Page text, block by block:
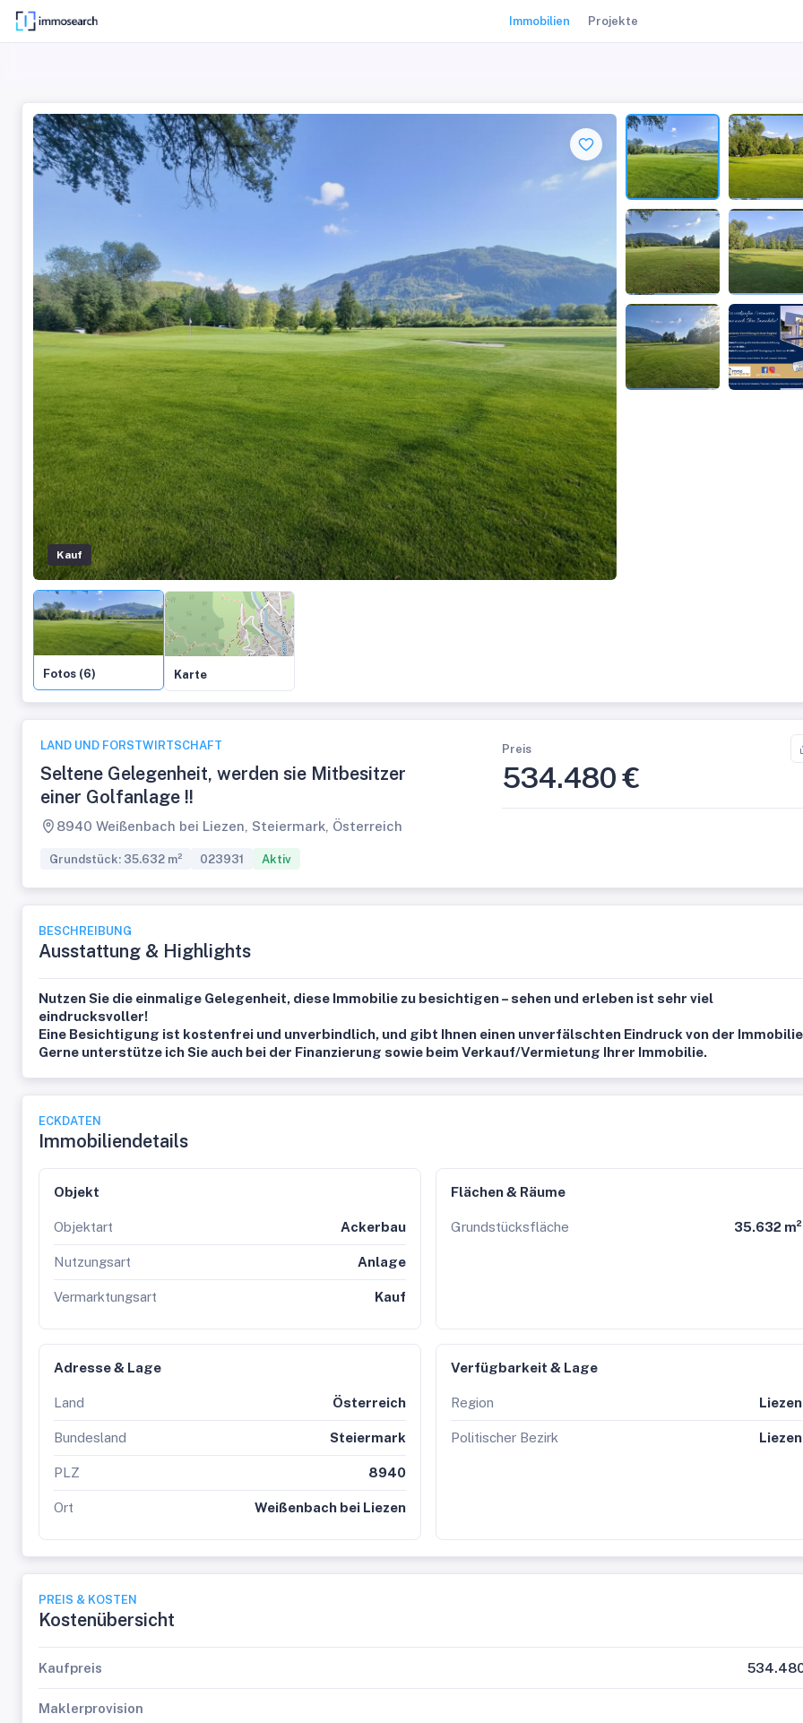
Immobilien Projekte
Kauf
Fotos (6) Karte
LAND UND FORSTWIRTSCHAFT
Seltene Gelegenheit, werden sie Mitbesitzer
einer Golfanlage !!
8940 Weißenbach bei Liezen, Steiermark, Österreich
Preis
534.480 €
Grundstück: 35.632 m² 023931 Aktiv
BESCHREIBUNG
Ausstattung & Highlights
Nutzen Sie die einmalige Gelegenheit, diese Immobilie zu besichtigen – sehen und erleben ist sehr viel
eindrucksvoller!
Eine Besichtigung ist kostenfrei und unverbindlich, und gibt Ihnen einen unverfälschten Eindruck von der
Gerne unterstütze ich Sie auch bei der Finanzierung sowie beim Verkauf/Vermietung Ihrer Immobilie.
ECKDATEN
Immobiliendetails
Objekt
Objektart Ackerbau
Nutzungsart Anlage
Vermarktungsart Kauf
Flächen & Räume
Grundstücksfläche 35.632 m²
Adresse & Lage
Land Österreich
Bundesland Steiermark
PLZ 8940
Ort Weißenbach bei Liezen
Verfügbarkeit & Lage
Region Liezen
Politischer Bezirk Liezen
PREIS & KOSTEN
Kostenübersicht
Kaufpreis
Maklerprovision